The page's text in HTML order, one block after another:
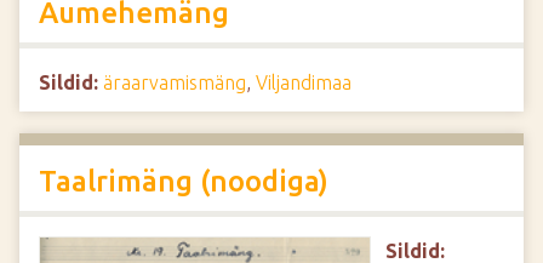
Aumehemäng
Sildid: äraarvamismäng, Viljandimaa
Taalrimäng (noodiga)
Sildid: